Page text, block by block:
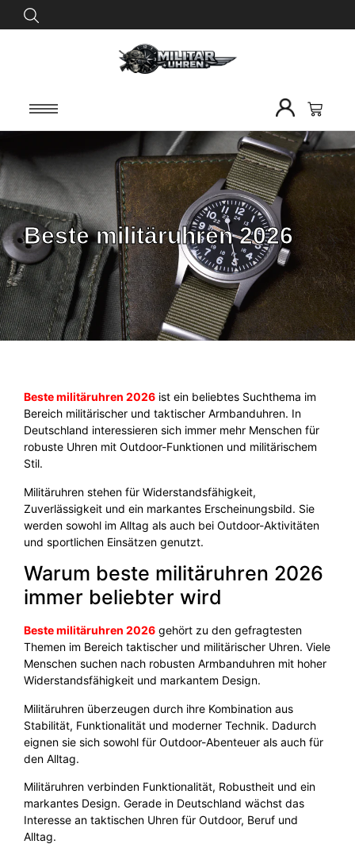
Beste militäruhren 2026
Beste militäruhren 2026 ist ein beliebtes Suchthema im
Bereich militärischer und taktischer Armbanduhren. In
Deutschland interessieren sich immer mehr Menschen für
robuste Uhren mit Outdoor-Funktionen und militärischem
Stil.
Militäruhren stehen für Widerstandsfähigkeit,
Zuverlässigkeit und ein markantes Erscheinungsbild. Sie
werden sowohl im Alltag als auch bei Outdoor-Aktivitäten
und sportlichen Einsätzen genutzt.
Warum beste militäruhren 2026
immer beliebter wird
Beste militäruhren 2026 gehört zu den gefragtesten
Themen im Bereich taktischer und militärischer Uhren. Viele
Menschen suchen nach robusten Armbanduhren mit hoher
Widerstandsfähigkeit und markantem Design.
Militäruhren überzeugen durch ihre Kombination aus
Stabilität, Funktionalität und moderner Technik. Dadurch
eignen sie sich sowohl für Outdoor-Abenteuer als auch für
den Alltag.
Militäruhren verbinden Funktionalität, Robustheit und ein
markantes Design. Gerade in Deutschland wächst das
Interesse an taktischen Uhren für Outdoor, Beruf und
Alltag.